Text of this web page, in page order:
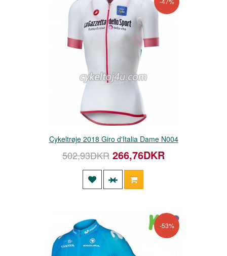
Cykeltrøje 2018 Giro d'Italia Dame N004
502,93DKR 266,76DKR
-53%